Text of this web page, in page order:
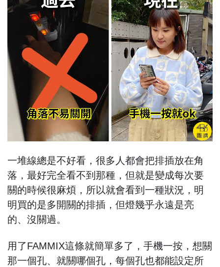
一堆線總是不好看，很多人都會把排插放在角
落，最好完全看不到那種，但就是變成每次要
關的時候很麻煩，所以就會看到一種狀況，明
明買的是多開關的排插，但燈幾乎永遠是亮
的、沒關過。
用了FAMMIX這條就簡單多了，手機一按，想關
那一個孔、就關哪個孔，每個孔也都能設定所